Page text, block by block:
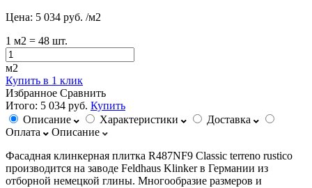
Цена: 5 034 руб. /м2
1 м2 = 48 шт.
м2
Купить в 1 клик
Избранное Сравнить
Итого: 5 034 руб. Купить
Описание
Характеристики
Доставка
Оплата
Описание
Фасадная клинкерная плитка R487NF9 Classic terreno rustico
производится на заводе Feldhaus Klinker в Германии из
отборной немецкой глины. Многообразие размеров и